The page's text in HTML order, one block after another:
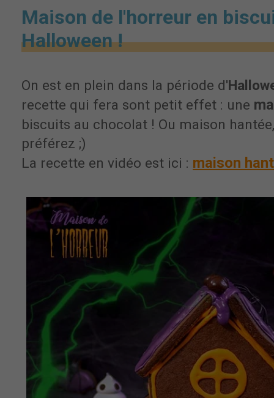
Maison de l'horreur en
Halloween !
On est en plein dans la période d'
recette qui fera sont petit effet : une
biscuits au chocolat ! Ou maison
préférez ;)
La recette en vidéo est ici : maison